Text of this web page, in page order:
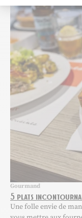
5 plats
Gourmand
Une folle envie de